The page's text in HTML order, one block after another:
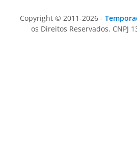
Copyright © 2011-2026 -
os Direitos Reservados. CNPJ